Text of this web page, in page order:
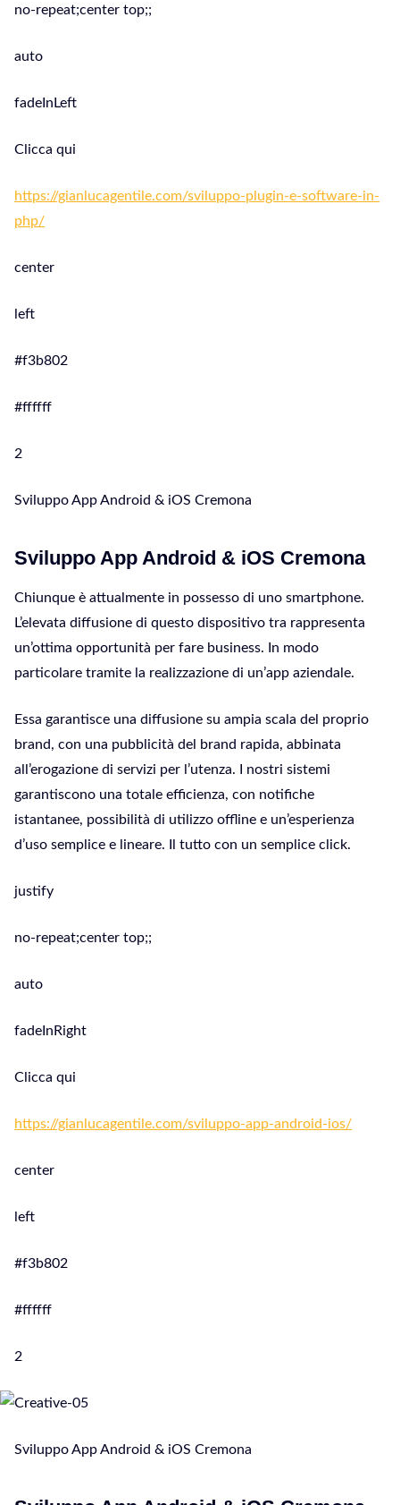
no-repeat;center top;;
auto
fadeInLeft
Clicca qui
https://gianlucagentile.com/sviluppo-plugin-e-software-in-
php/
center
left
#f3b802
#ffffff
2
Sviluppo App Android & iOS Cremona
Sviluppo App Android & iOS Cremona
Chiunque è attualmente in possesso di uno smartphone.
L’elevata diffusione di questo dispositivo tra rappresenta
un’ottima opportunità per fare business. In modo
particolare tramite la realizzazione di un’app aziendale.
Essa garantisce una diffusione su ampia scala del proprio
brand, con una pubblicità del brand rapida, abbinata
all’erogazione di servizi per l’utenza. I nostri sistemi
garantiscono una totale efficienza, con notifiche
istantanee, possibilità di utilizzo offline e un’esperienza
d’uso semplice e lineare. Il tutto con un semplice click.
justify
no-repeat;center top;;
auto
fadeInRight
Clicca qui
https://gianlucagentile.com/sviluppo-app-android-ios/
center
left
#f3b802
#ffffff
2
Sviluppo App Android & iOS Cremona